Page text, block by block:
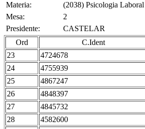
Materia:
(2038) Psicologia Laboral
Mesa:
2
Presidente:
CASTELAR
Ord
C.Ident
23
4724678
24 4755939
25 4867247
26 4848397
27 4845732
28 4582600